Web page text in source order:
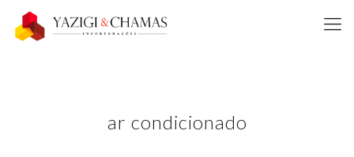
ar condicionado